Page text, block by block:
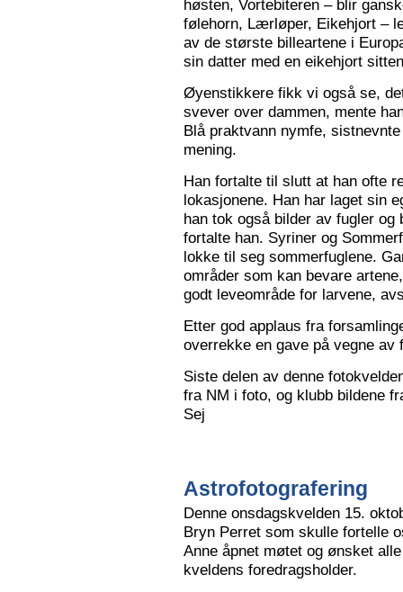
høsten, Vortebiteren – blir
følehorn, Lærløper, Eikehjort –
av de største billeartene i
sin datter med en eikehjort
Øyenstikkere fikk vi også se,
svever over dammen, mente
Blå praktvann nymfe,
mening.
Han fortalte til slutt at han ofte
lokasjonene. Han har laget sin
han tok også bilder av fugler
fortalte han. Syriner og
lokke til seg sommerfuglene.
områder som kan bevare
godt leveområde for larvene,
Etter god applaus fra
overrekke en gave på vegne av
Siste delen av denne
fra NM i foto, og klubb bildene
Sej
Astrofotografering
Denne onsdagskvelden 15.
Bryn Perret som skulle fortelle
Anne åpnet møtet og ønsket
kveldens foredragsholder.